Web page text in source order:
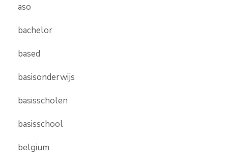
aso
bachelor
based
basisonderwijs
basisscholen
basisschool
belgium